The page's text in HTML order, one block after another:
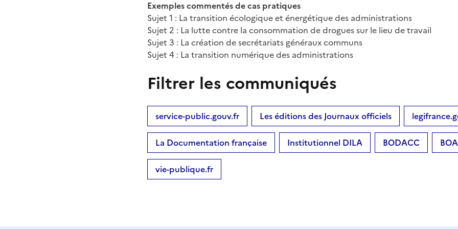
Exemples commentés de cas pratiques
Sujet 1 : La transition écologique et énergétique des administrations
Sujet 2 : La lutte contre la consommation de drogues sur le lieu de travail
Sujet 3 : La création de secrétariats généraux communs
Sujet 4 : La transition numérique des administrations
Filtrer les communiqués
service-public.gouv.fr Les éditions des Journaux officiels
La Documentation française Institutionnel DILA BODACC
vie-publique.fr